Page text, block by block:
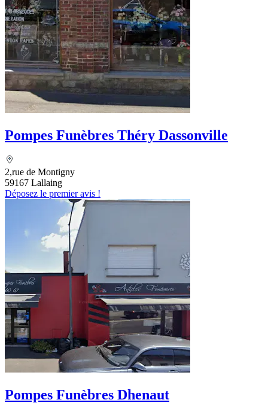
Pompes Funèbres Théry Dassonville
2,rue de Montigny
59167 Lallaing
Déposez le premier avis !
Pompes Funèbres Dhenaut